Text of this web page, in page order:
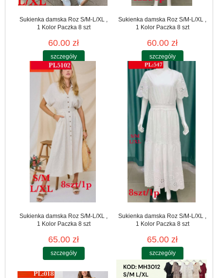
Sukienka damska Roz S/M-L/XL ,
1 Kolor Paczka 8 szt
60.00 zł
szczegóły
Sukienka damska Roz S/M-L/XL ,
1 Kolor Paczka 8 szt
60.00 zł
szczegóły
Sukienka damska Roz S/M-L/XL ,
1 Kolor Paczka 8 szt
65.00 zł
szczegóły
Sukienka damska Roz S/M-L/XL ,
1 Kolor Paczka 8 szt
65.00 zł
szczegóły